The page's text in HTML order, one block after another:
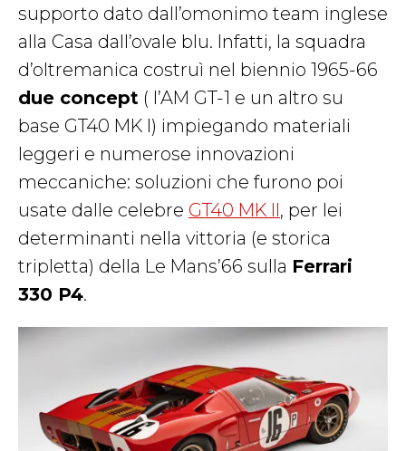
supporto dato dall’omonimo team inglese
alla Casa dall’ovale blu. Infatti, la squadra
d’oltremanica costruì nel biennio 1965-66
due concept ( l’AM GT-1 e un altro su
base GT40 MK I) impiegando materiali
leggeri e numerose innovazioni
meccaniche: soluzioni che furono poi
usate dalle celebre GT40 MK II, per lei
determinanti nella vittoria (e storica
tripletta) della Le Mans’66 sulla Ferrari
330 P4.